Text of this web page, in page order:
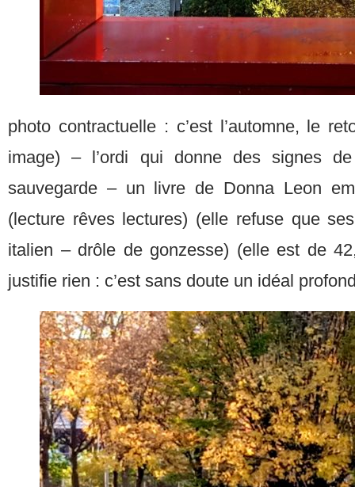
photo contractuelle : c’est l’automne, le
image) – l’ordi qui donne des signes
sauvegarde – un livre de Donna Leon
(lecture rêves lectures) (elle refuse que
italien – drôle de gonzesse) (elle est de
justifie rien : c’est sans doute un idéal